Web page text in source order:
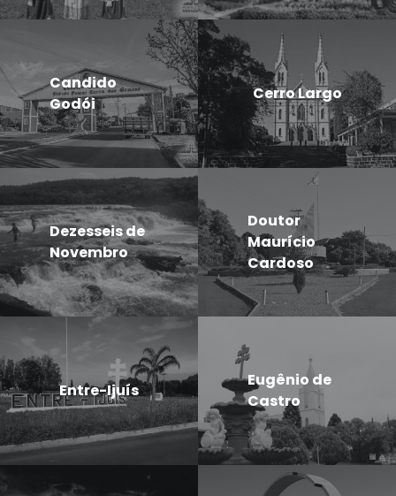
Candido
Godói
Cerro Largo
Dezesseis de
Novembro
Doutor
Maurício
Cardoso
Entre-Ijuís
Eugênio de
Castro